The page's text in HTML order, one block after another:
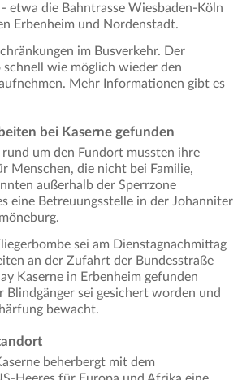
etwa die Bahntrasse Wiesbaden-Köln
Erbenheim und Nordenstadt.
im Busverkehr. Der
schnell wie möglich wieder den
Mehr Informationen gibt es
bei Kaserne gefunden
um den Fundort mussten ihre
Menschen, die nicht bei Familie,
außerhalb der Sperrzone
eine Betreuungsstelle in der Johanniter
sei am Dienstagnachmittag
an der Zufahrt der Bundesstraße
Kaserne in Erbenheim gefunden
Blindgänger sei gesichert worden und
bewacht.
beherbergt mit dem